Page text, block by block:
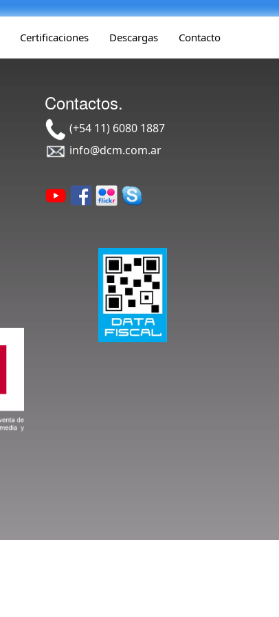
Certificaciones Descargas Contacto
Contactos.
(+54 11) 6080 1887
info@dcm.com.ar